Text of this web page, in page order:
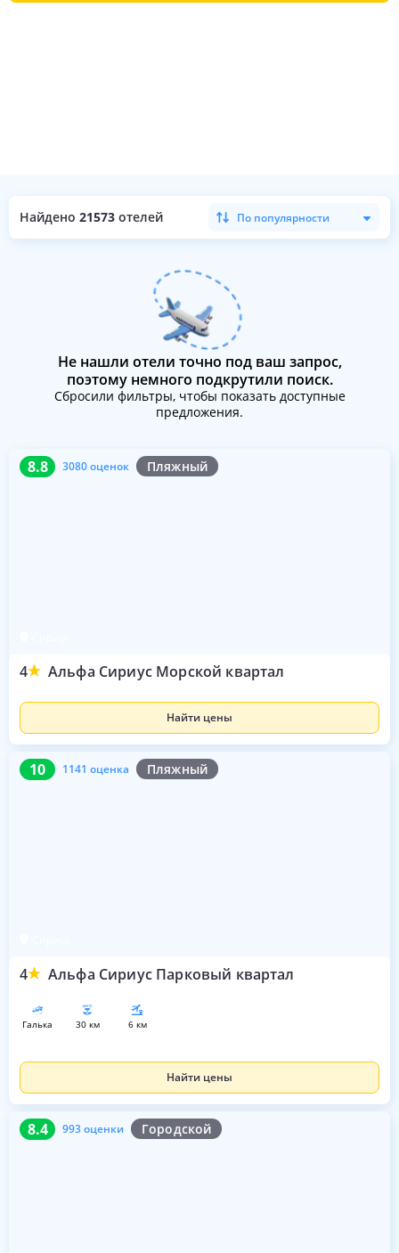
Найдено 21573 отелей По популярности
Не нашли отели точно под ваш запрос,
поэтому немного подкрутили поиск.
Сбросили фильтры, чтобы показать доступные
предложения.
8.8 3080 оценок Пляжный
4 Альфа Сириус Морской квартал
8.8 3080 оценок
Найти цены
10 1141 оценка Пляжный
4 Альфа Сириус Парковый квартал
10 1141 оценка
галька 30 км 6 км
Найти цены
8.4 993 оценки Городской
8.4 993 оценки